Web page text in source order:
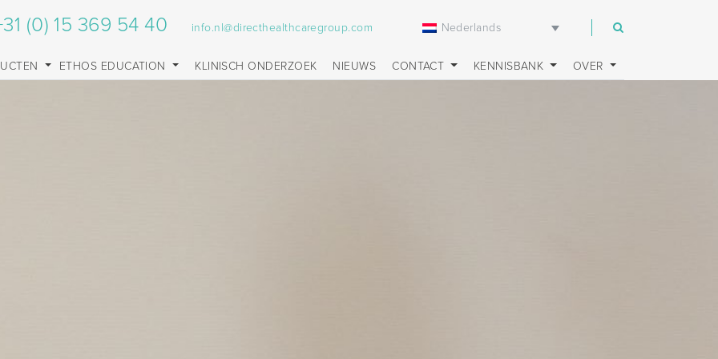
(0) 15 369 54 40 info.nl@directhealthcaregroup.com Nederlands
ETHOS EDUCATION KLINISCH ONDERZOEK NIEUWS CONTACT KENNISBANK OVER